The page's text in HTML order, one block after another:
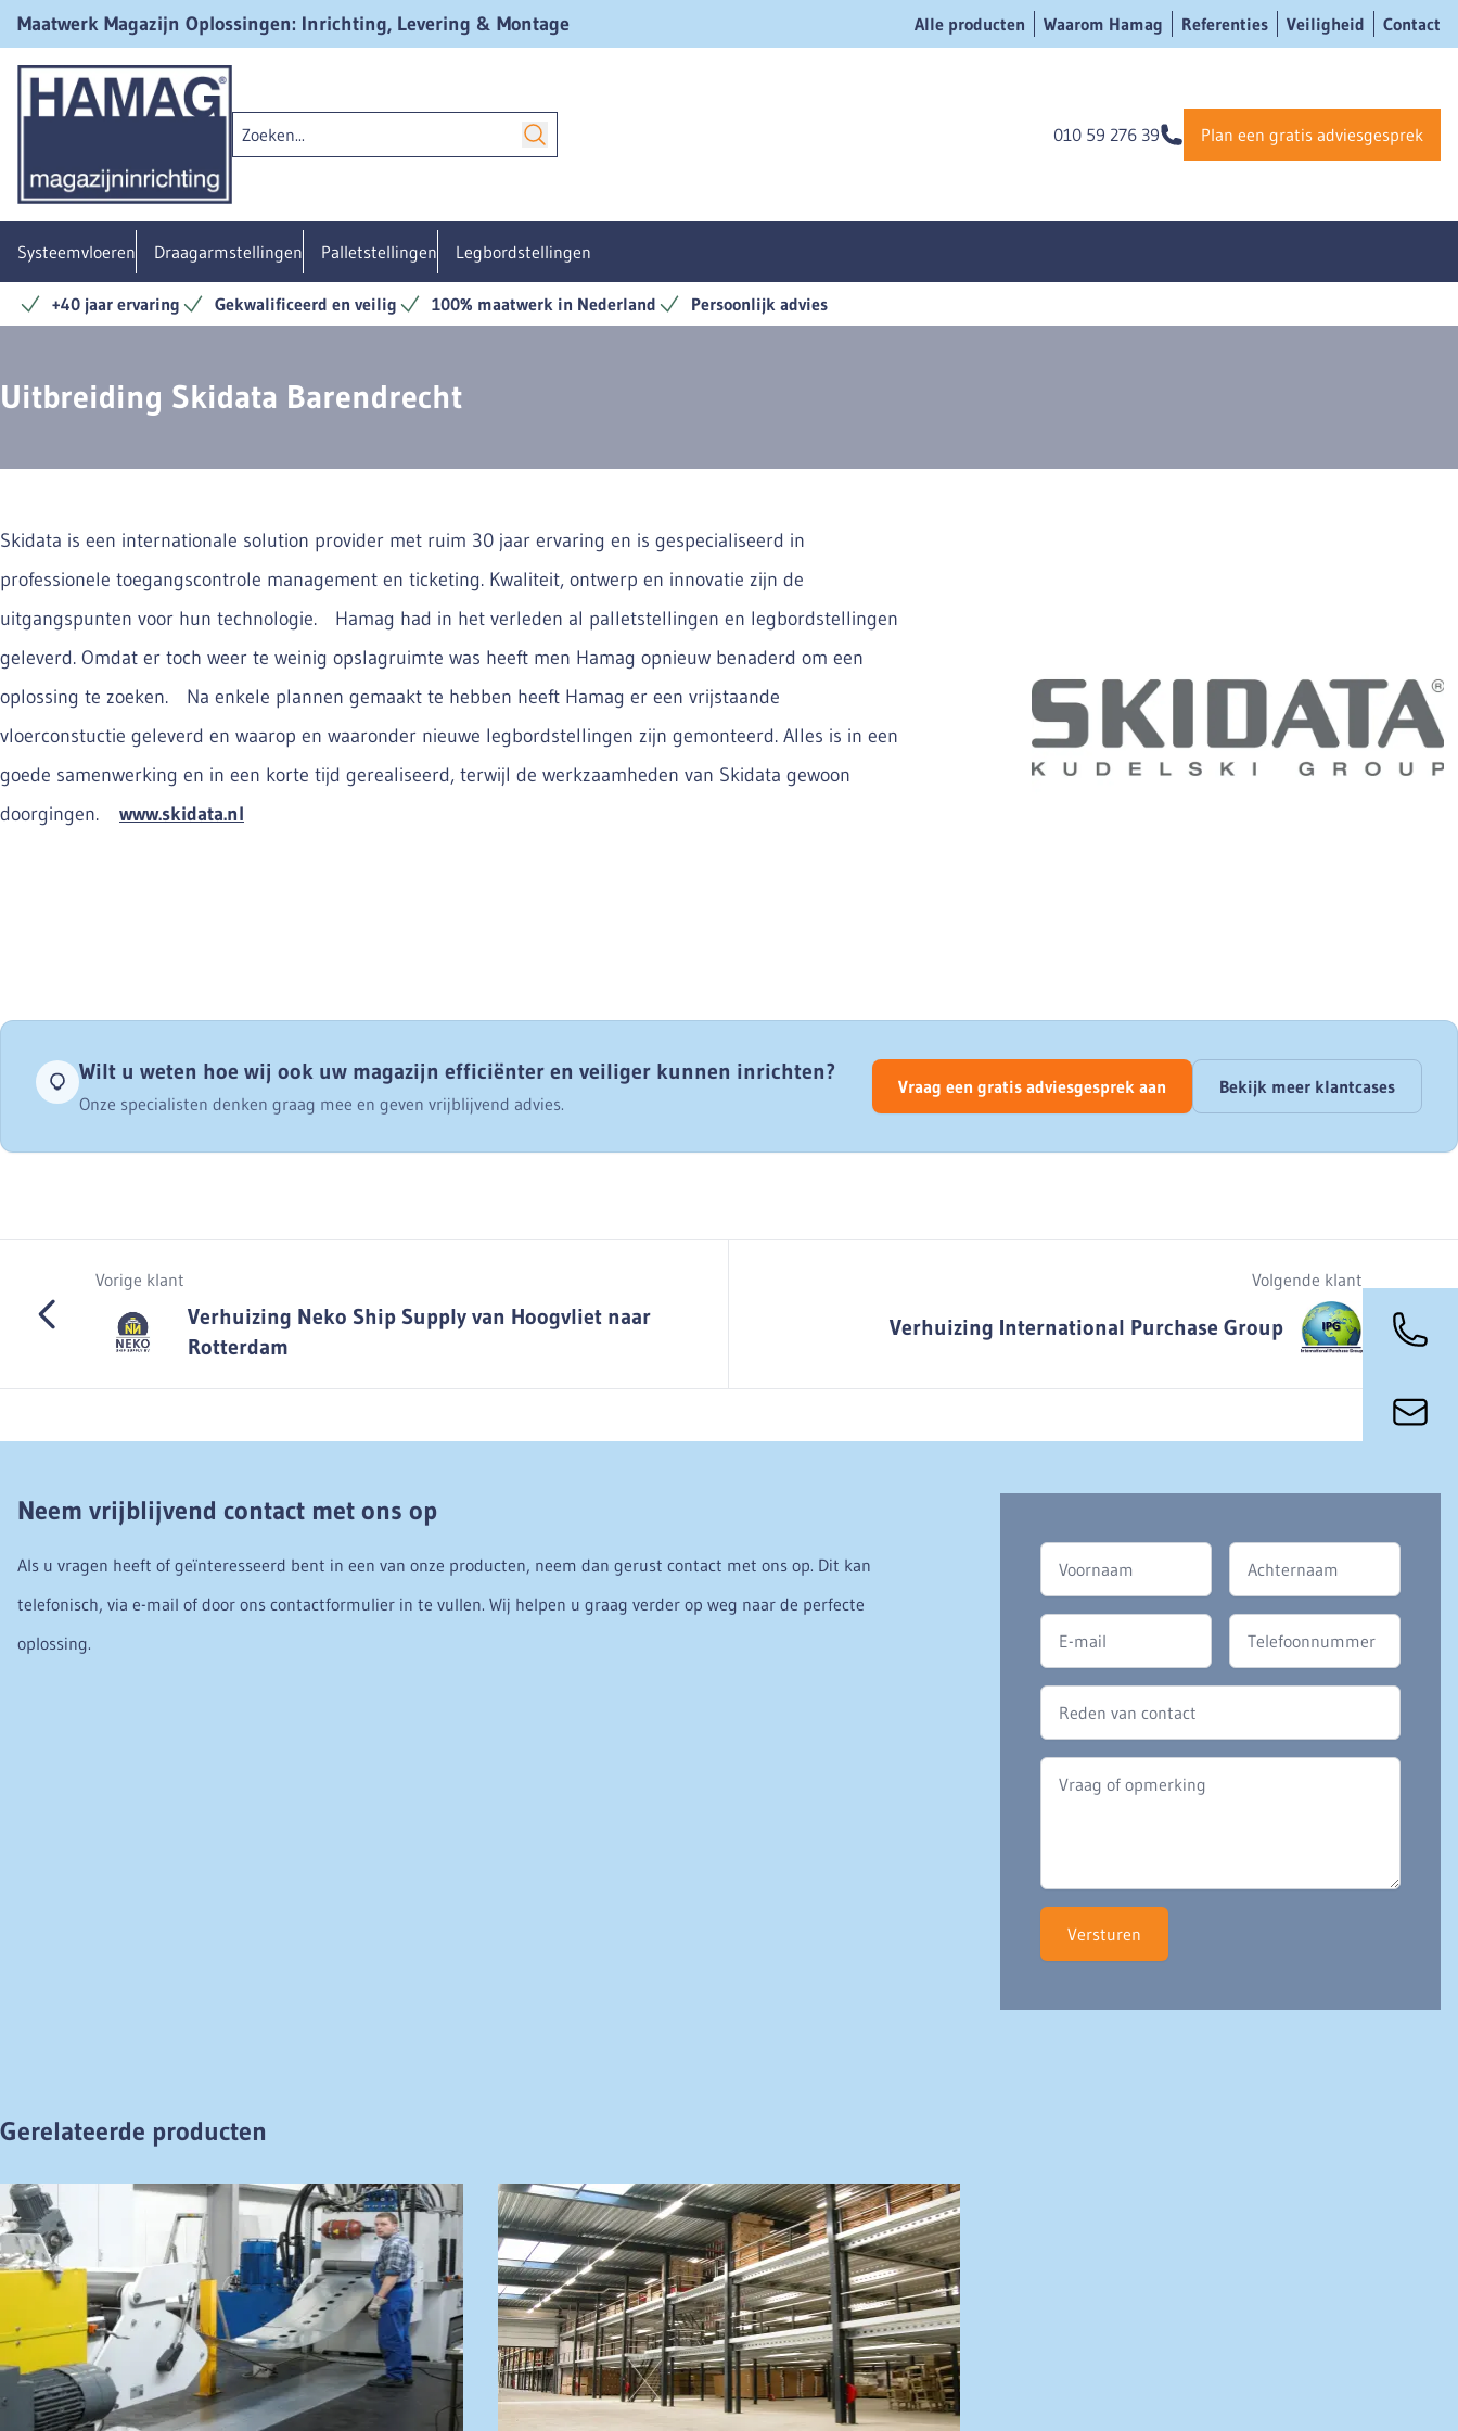
Maatwerk Magazijn Oplossingen: Inrichting, Levering & Montage Alle producten Waarom Hamag Referenties Veiligheid Contact
010 59 276 39 Plan een gratis adviesgesprek
Systeemvloeren Draagarmstellingen Palletstellingen Legbordstellingen
+40 jaar ervaring Gekwalificeerd en veilig 100% maatwerk in Nederland Persoonlijk advies
Uitbreiding Skidata Barendrecht
Skidata is een internationale solution provider met ruim 30 jaar ervaring en is gespecialiseerd in
professionele toegangscontrole management en ticketing. Kwaliteit, ontwerp en innovatie zijn de
uitgangspunten voor hun technologie. Hamag had in het verleden al palletstellingen en legbordstellingen
geleverd. Omdat er toch weer te weinig opslagruimte was heeft men Hamag opnieuw benaderd om een
oplossing te zoeken. Na enkele plannen gemaakt te hebben heeft Hamag er een vrijstaande
vloerconstuctie geleverd en waarop en waaronder nieuwe legbordstellingen zijn gemonteerd. Alles is in een
goede samenwerking en in een korte tijd gerealiseerd, terwijl de werkzaamheden van Skidata gewoon
doorgingen. www.skidata.nl
Wilt u weten hoe wij ook uw magazijn efficiënter en veiliger kunnen inrichten?
Onze specialisten denken graag mee en geven vrijblijvend advies.
Vraag een gratis adviesgesprek aan Bekijk meer klantcases
Vorige klant
Verhuizing Neko Ship Supply van Hoogvliet naar
Rotterdam
Volgende klant
Verhuizing International Purchase Group
Neem vrijblijvend contact met ons op
Als u vragen heeft of geïnteresseerd bent in een van onze producten, neem dan gerust contact met ons op. Dit kan
telefonisch, via e-mail of door ons contactformulier in te vullen. Wij helpen u graag verder op weg naar de perfecte
oplossing.
Versturen
Gerelateerde producten